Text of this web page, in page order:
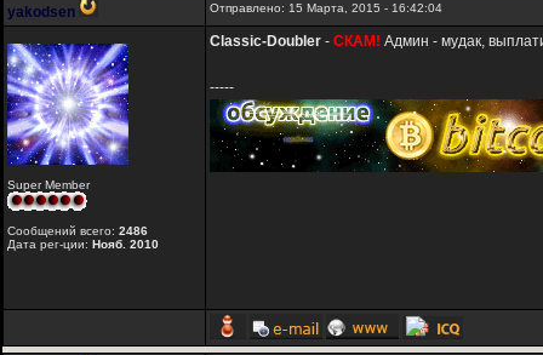
yakodsen Отправлено: 15 Марта, 2015 - 16:42:04
Super Member
Сообщений всего: 2486
Дата рег-ции: Нояб. 2010
Classic-Doubler - СКАМ! Админ - мудак,
-----